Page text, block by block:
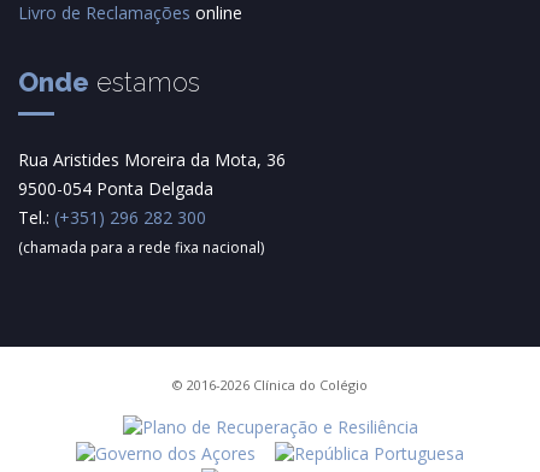
Livro de Reclamações online
Onde estamos
Rua Aristides Moreira da Mota, 36
9500-054 Ponta Delgada
Tel.: (+351) 296 282 300
(chamada para a rede fixa nacional)
© 2016-2026 Clínica do Colégio